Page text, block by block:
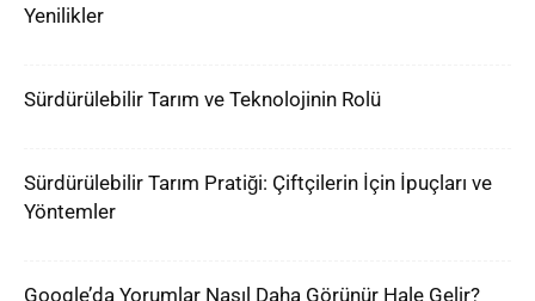
Yenilikler
Sürdürülebilir Tarım ve Teknolojinin Rolü
Sürdürülebilir Tarım Pratiği: Çiftçilerin İçin İpuçları ve
Yöntemler
Google’da Yorumlar Nasıl Daha Görünür Hale Gelir?